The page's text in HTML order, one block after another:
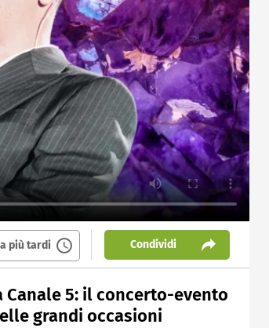
più tardi Condividi
Canale 5: il concerto-evento
grandi occasioni